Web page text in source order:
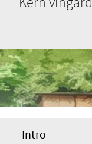
Intro